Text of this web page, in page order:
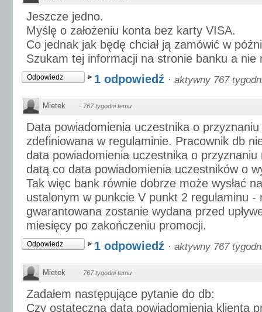
Jeszcze jedno.
Myślę o założeniu konta bez karty VISA.
Co jednak jak będę chciał ją zamówić w
Szukam tej informacji na stronie banku a nie
Odpowiedz 1 odpowiedź · aktywny 767
Mietek · 767 tygodni temu
Data powiadomienia uczestnika o
zdefiniowana w regulaminie. Pracownik db
data powiadomienia uczestnika o
datą co data powiadomienia uczestników o
Tak więc bank równie dobrze może wysłać
ustalonym w punkcie V punkt 2 regulaminu -
gwarantowana zostanie wydana przed
miesięcy po zakończeniu promocji.
Odpowiedz 1 odpowiedź · aktywny 767
Mietek · 767 tygodni temu
Zadałem następujące pytanie do db:
Czy ostateczna data powiadomienia klienta